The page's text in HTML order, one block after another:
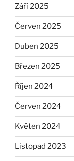
Září 2025
Červen 2025
Duben 2025
Březen 2025
Říjen 2024
Červen 2024
Květen 2024
Listopad 2023